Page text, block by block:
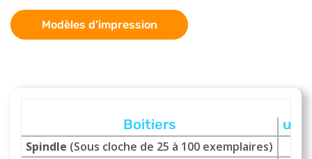
Modèles d’impression
Boitiers
Spindle (Sous cloche de 25 à 100 exemplaires)